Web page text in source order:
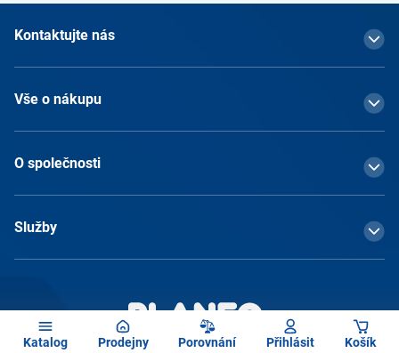
Katalog Prodejny Porovnání Přihlásit Košík
Kontaktujte nás
Vše o nákupu
O společnosti
Služby